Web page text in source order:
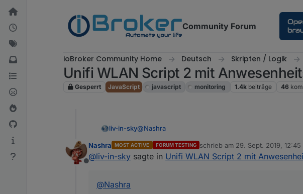
Weiter zum Inhalt
Community Forum
ioBroker Community Home Deutsch Skripten / Logik
Unifi WLAN Script 2 mit
Gesperrt JavaScript javascript monitoring 1.4k beiträge 46
liv-in-sky@Nashra
arbeitest du mit den aliasnamen für die clients ?
Offline
Nashra MOST ACTIVE FORUM TESTING schrieb am 29. Sept. 2019, 12:45
zuletzt editiert von
@liv-in-sky sagte in Unifi WLAN Script 2 mit
@Nashra